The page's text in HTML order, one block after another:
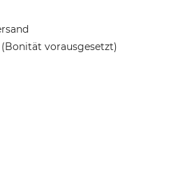
vorausgesetzt)